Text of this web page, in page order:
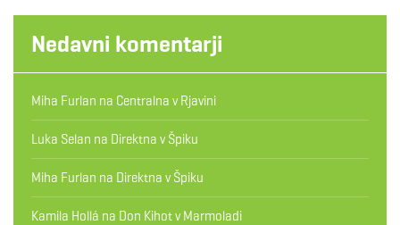
Nedavni komentarji
Miha Furlan na Centralna v Rjavini
Luka Selan na Direktna v Špiku
Miha Furlan na Direktna v Špiku
Kamila Hollá na Don Kihot v Marmoladi